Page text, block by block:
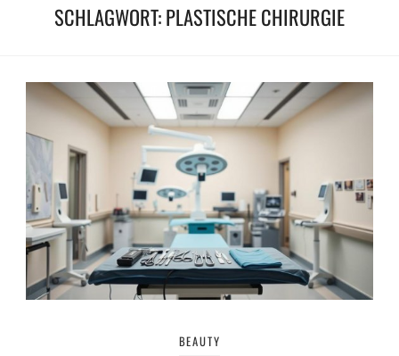
SCHLAGWORT:PLASTISCHE CHIRURGIE
BEAUTY